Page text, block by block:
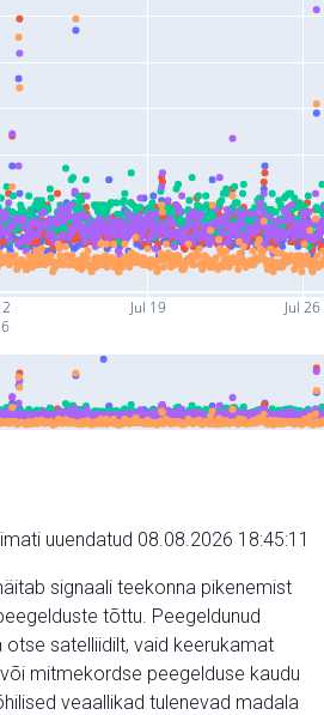
Jul 19 Jul 26
uuendatud 08.08.2026 18:45:11
signaali teekonna pikenemist
tõttu. Peegeldunud
otse satelliidilt, vaid keerukamat
mitmekordse peegelduse kaudu
veaallikad tulenevad madala